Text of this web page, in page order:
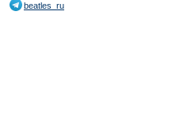
beatles_ru